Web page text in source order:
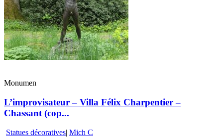
Monumen
L’improvisateur – Villa Félix Charpentier –
Chassant (cop...
Statues décoratives| Mich C